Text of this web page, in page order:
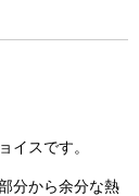
イスです。
分から余分な熱